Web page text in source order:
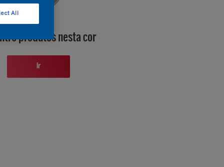
produtos nesta cor
Ir
All